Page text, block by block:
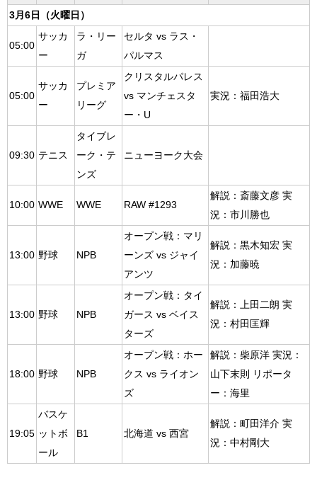
3月6日（火曜日）
05:00
サッカ
ー
ラ・リー
ガ
セルタ vs ラス・
パルマス
05:00
サッカ
ー
プレミア
リーグ
クリスタルパレス
vs マンチェスタ
ー・U
実況：福田浩大
09:30 テニス
タイブレ
ーク・テ
ンズ
ニューヨーク大会
10:00 WWE WWE RAW #1293
解説：斎藤文彦 実
況：市川勝也
13:00 野球 NPB
オープン戦：マリ
ーンズ vs ジャイ
アンツ
解説：黒木知宏 実
況：加藤暁
13:00 野球 NPB
オープン戦：タイ
ガース vs ベイス
ターズ
解説：上田二朗 実
況：村田匡輝
18:00 野球 NPB
オープン戦：ホー
クス vs ライオン
ズ
解説：柴原洋 実況：
山下末則 リポータ
ー：海里
19:05
バスケ
ットボ
ール
B1 北海道 vs 西宮
解説：町田洋介 実
況：中村剛大